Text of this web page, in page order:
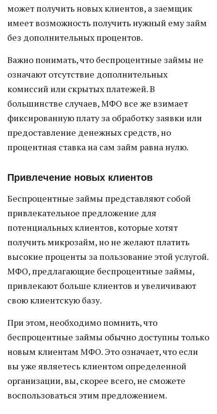
может получить новых клиентов, а заемщик
имеет возможность получить нужный ему займ
без дополнительных процентов.
Важно понимать, что беспроцентные займы не
означают отсутствие дополнительных
комиссий или скрытых платежей. В
большинстве случаев, МФО все же взимает
фиксированную плату за обработку заявки или
предоставление денежных средств, но
процентная ставка на сам займ равна нулю.
Привлечение новых клиентов
Беспроцентные займы представляют собой
привлекательное предложение для
потенциальных клиентов, которые хотят
получить микрозайм, но не желают платить
высокие проценты за пользование этой услугой.
МФО, предлагающие беспроцентные займы,
привлекают больше клиентов и увеличивают
свою клиентскую базу.
При этом, необходимо помнить, что
беспроцентные займы обычно доступны только
новым клиентам МФО. Это означает, что если
вы уже являетесь клиентом определенной
организации, вы, скорее всего, не сможете
воспользоваться этим предложением.